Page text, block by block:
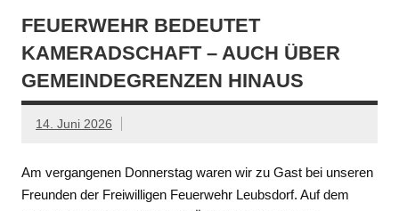
FEUERWEHR BEDEUTET
KAMERADSCHAFT – AUCH ÜBER
GEMEINDEGRENZEN HINAUS
14. Juni 2026
Am vergangenen Donnerstag waren wir zu Gast bei unseren
Freunden der Freiwilligen Feuerwehr Leubsdorf. Auf dem